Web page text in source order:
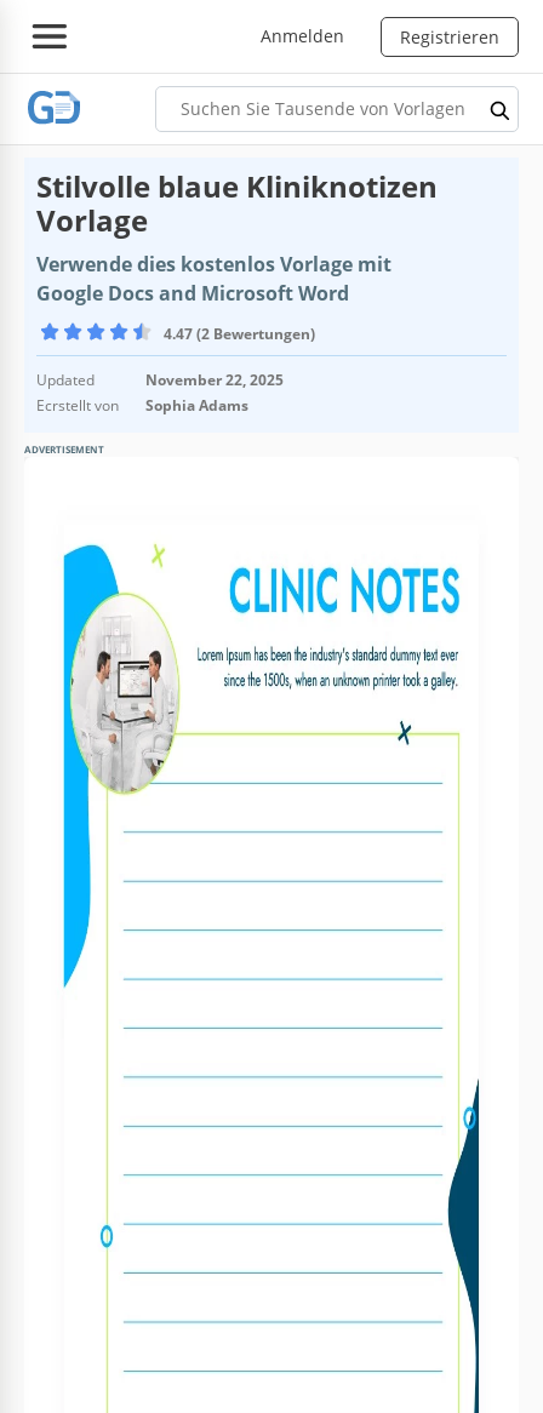
Anmelden Registrieren
Stilvolle blaue Kliniknotizen
Vorlage
Verwende dies kostenlos Vorlage mit
Google Docs and Microsoft Word
4.47 (2 Bewertungen)
Updated
November 22, 2025
Ecrstellt von
Sophia Adams
ADVERTISEMENT